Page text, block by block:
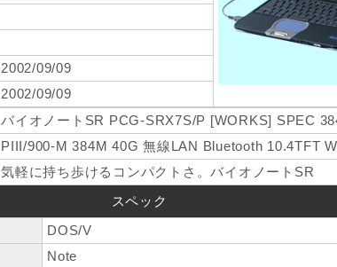
2002/09/09
2002/09/09
バイオノートSR PCG-SRX7S/P [WORKS] SPEC
PIII/900-M 384M 40G 無線LAN Bluetooth 10.4TFT
気軽に持ち歩けるコンパクトさ。バイオノートSR
スペック
DOS/V
Note